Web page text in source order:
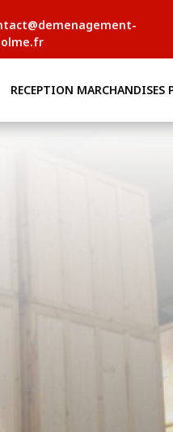
RECEPTION MARCHANDISES